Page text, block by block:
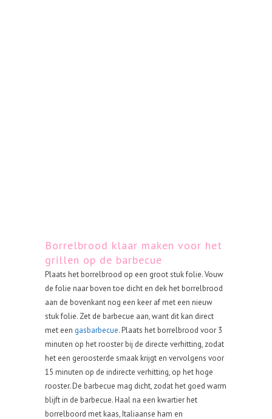
Borrelbrood klaar maken voor het
grillen op de barbecue
Plaats het borrelbrood op een groot stuk folie. Vouw
de folie naar boven toe dicht en dek het borrelbrood
aan de bovenkant nog een keer af met een nieuw
stuk folie. Zet de barbecue aan, want dit kan direct
met een gasbarbecue. Plaats het borrelbrood voor 3
minuten op het rooster bij de directe verhitting, zodat
het een geroosterde smaak krijgt en vervolgens voor
15 minuten op de indirecte verhitting, op het hoge
rooster. De barbecue mag dicht, zodat het goed warm
blijft in de barbecue. Haal na een kwartier het
borrelboord met kaas, Italiaanse ham en